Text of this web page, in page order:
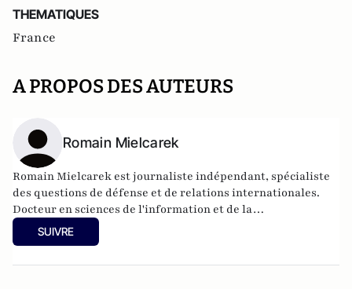
THEMATIQUES
France
A PROPOS DES AUTEURS
Romain Mielcarek
Romain Mielcarek est journaliste indépendant, spécialiste
des questions de défense et de relations internationales.
Docteur en sciences de l'information et de la
communication, il est enseignant-chercheur à l'Institut
Pratique du Journalisme (IPJ Paris-Dauphine) Il est l'auteur
SUIVRE